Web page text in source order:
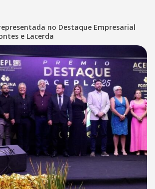
no Destaque Empresarial
e Lacerda